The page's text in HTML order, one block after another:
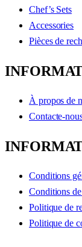
Chef’s Sets
Accessories
Pièces de
À propos de
Contacte-
Conditions
Conditions
Politique de
Politique de